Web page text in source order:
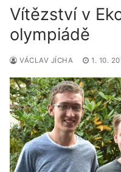
Vítězství v
olympiádě
VÁCLAV JÍCHA 1. 10.